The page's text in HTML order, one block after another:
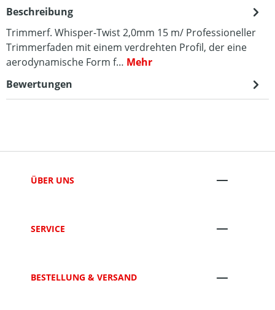
Beschreibung
Trimmerf. Whisper-Twist 2,0mm 15 m/ Professioneller
Trimmerfaden mit einem verdrehten Profil, der eine
aerodynamische Form f… Mehr
Bewertungen
ÜBER UNS
SERVICE
BESTELLUNG & VERSAND